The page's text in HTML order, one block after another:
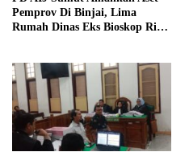
Pemprov Di Binjai, Lima
Rumah Dinas Eks Bioskop Ria